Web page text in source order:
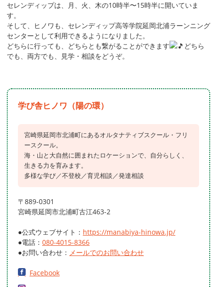
セレンディップは、月、火、木の10時半〜15時半に開いていま
す。
そして、ヒノワも、セレンディップ高等学院延岡北浦ラーンニング
センターとして利用できるようになりました。
どちらに行っても、どちらとも繋がることができます
どちら
でも、両方でも、見学・相談をどうぞ。
学び舎ヒノワ（陽の環）
宮崎県延岡市北浦町にあるオルタナティブスクール・フリ
ースクール。
海・山と大自然に囲まれたロケーションで、自分らしく、
生きる力を育みます。
多様な学び／不登校／育児相談／発達相談
〒889-0301
宮崎県延岡市北浦町古江463-2
●公式ウェブサイト： https://manabiya-hinowa.jp/
●電話： 080-4015-8366
●お問い合わせ： メールでのお問い合わせ
Facebook